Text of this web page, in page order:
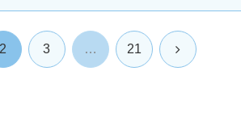
2 3 … 21 次